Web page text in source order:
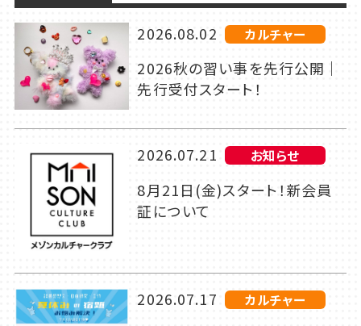
2026.08.02 カルチャー
2026秋の習い事を先行公開｜
先行受付スタート！
2026.07.21 お知らせ
8月21日(金)スタート！新会員
証について
2026.07.17 カルチャー